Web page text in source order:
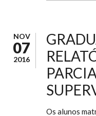
NOV
07
2016
Os alunos